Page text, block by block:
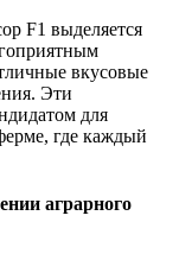
F1 выделяется
вкусовые
Эти
для
где каждый
аграрного